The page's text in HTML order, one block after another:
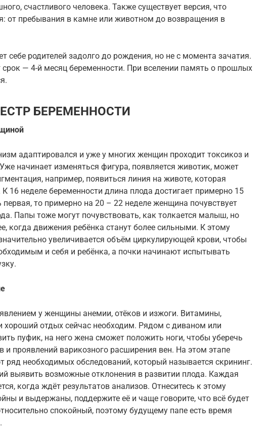
счастливого человека. Также существует версия, что
от пребывания в камне или животном до возвращения в
себе родителей задолго до рождения, но не с момента зачатия.
— 4-й месяц беременности. При вселении память о прошлых
БЕРЕМЕННОСТИ
адаптировался и уже у многих женщин проходит токсикоз и
начинает изменяться фигура, появляется животик, может
например, появиться линия на животе, которая
16 неделе беременности длина плода достигает примерно 15
первая, то примерно на 20 – 22 неделе женщина почувствует
Папы тоже могут почувствовать, как толкается малыш, но
когда движения ребёнка станут более сильными. К этому
увеличивается объём циркулирующей крови, чтобы
и себя и ребёнка, а почки начинают испытывать
у женщины анемии, отёков и изжоги. Витамины,
хороший отдых сейчас необходим. Рядом с диваном или
пуфик, на него жена сможет положить ноги, чтобы уберечь
и проявлений варикозного расширения вен. На этом этапе
ряд необходимых обследований, который называется скрининг.
выявить возможные отклонения в развитии плода. Каждая
когда ждёт результатов анализов. Отнеситесь к этому
и выдержаны, поддержите её и чаще говорите, что всё будет
спокойный, поэтому будущему папе есть время